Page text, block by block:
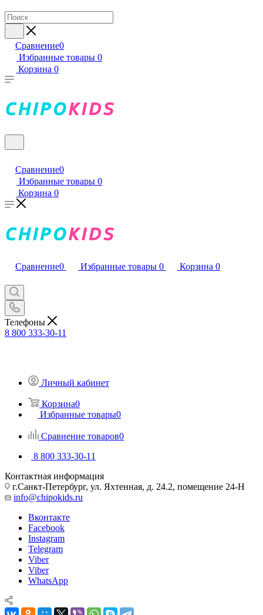
Сравнение0
Избранные товары 0
Корзина 0
Сравнение0
Избранные товары 0
Корзина 0
Сравнение0 Избранные товары 0 Корзина 0
Телефоны
8 800 333-30-11
Личный кабинет
Корзина0
Избранные товары0
Сравнение товаров0
8 800 333-30-11
Контактная информация
г.Санкт-Петербург, ул. Яхтенная, д. 24.2, помещение 24-Н
info@chipokids.ru
Вконтакте
Facebook
Instagram
Telegram
Viber
Viber
WhatsApp